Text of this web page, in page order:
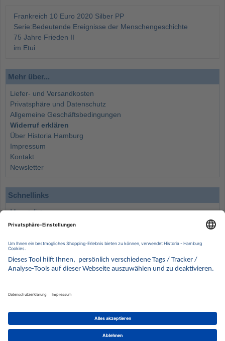
Frankreich 10 Euro 2020 Silber PP
Serie:Bedeutende Ereignisse der Menschengeschichte
75 Jahre Frieden II
im Etui
Mehr über...
Liefer- und Versandkosten
Privatsphäre und Datenschutz
Allgemeine Geschäftsbedingungen
Widerruf erklären
Über Historia Hamburg
Impressum
Kontakt
Newsletter
Schnellinks
Monatsliste
Angebote
Wissenswertes
Kontakt
Wir behalten uns vor, für ausgewählte Münzen die Differenzbesteuerung gemäß § 25a UStG
anzuwenden.
Alle Angebote freibleibend solange der Vorrat reicht. Irrtum vorbehalten. Bilder sind